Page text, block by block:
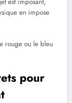
est imposant,
en impose
rouge ou le bleu
pour